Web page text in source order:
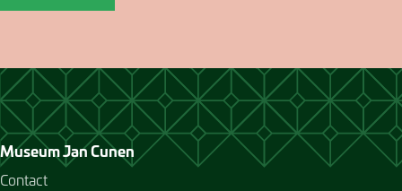
Museum Jan Cunen
Contact